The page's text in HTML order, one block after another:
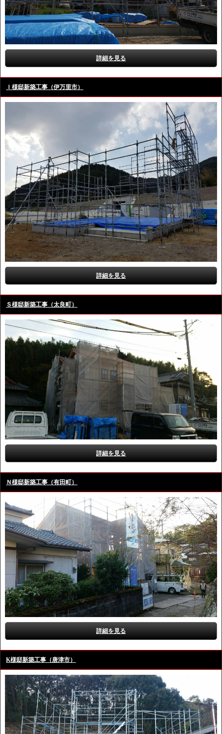
詳細を見る
Ｉ様邸新築工事（伊万里市）
詳細を見る
Ｓ様邸新築工事（太良町）
詳細を見る
Ｎ様邸新築工事（有田町）
詳細を見る
K様邸新築工事（唐津市）